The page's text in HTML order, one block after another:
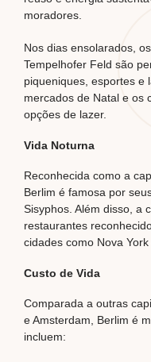
moradores.
Nos dias ensolarados,
Tempelhofer Feld são
piqueniques, esportes e
mercados de Natal e os
opções de lazer.
Vida Noturna
Reconhecida como a
Berlim é famosa por
Sisyphos. Além disso, a
restaurantes
cidades como Nova
Custo de Vida
Comparada a outras
e Amsterdam, Berlim é
incluem: